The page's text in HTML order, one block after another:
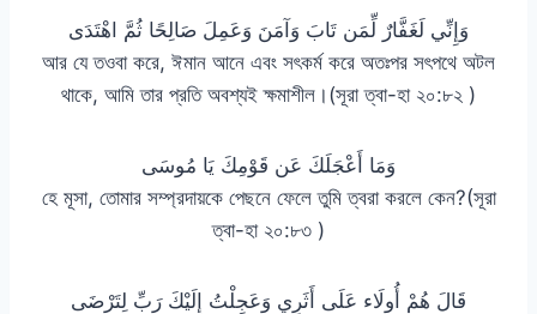
وَإِنِّي لَغَفَّارٌ لِّمَن تَابَ وَآمَنَ وَعَمِلَ صَالِحًا ثُمَّ اهْتَدَى
আর যে তওবা করে, ঈমান আনে এবং সৎকর্ম করে অতঃপর সৎপথে অটল
থাকে, আমি তার প্রতি অবশ্যই ক্ষমাশীল।(সূরা ত্বা-হা ২০:৮২ )
وَمَا أَعْجَلَكَ عَن قَوْمِكَ يَا مُوسَى
হে মূসা, তোমার সম্প্রদায়কে পেছনে ফেলে তুমি ত্বরা করলে কেন?(সূরা
ত্বা-হা ২০:৮৩ )
قَالَ هُمْ أُولَاء عَلَى أَثَرِي وَعَجِلْتُ إِلَيْكَ رَبِّ لِتَرْضَى